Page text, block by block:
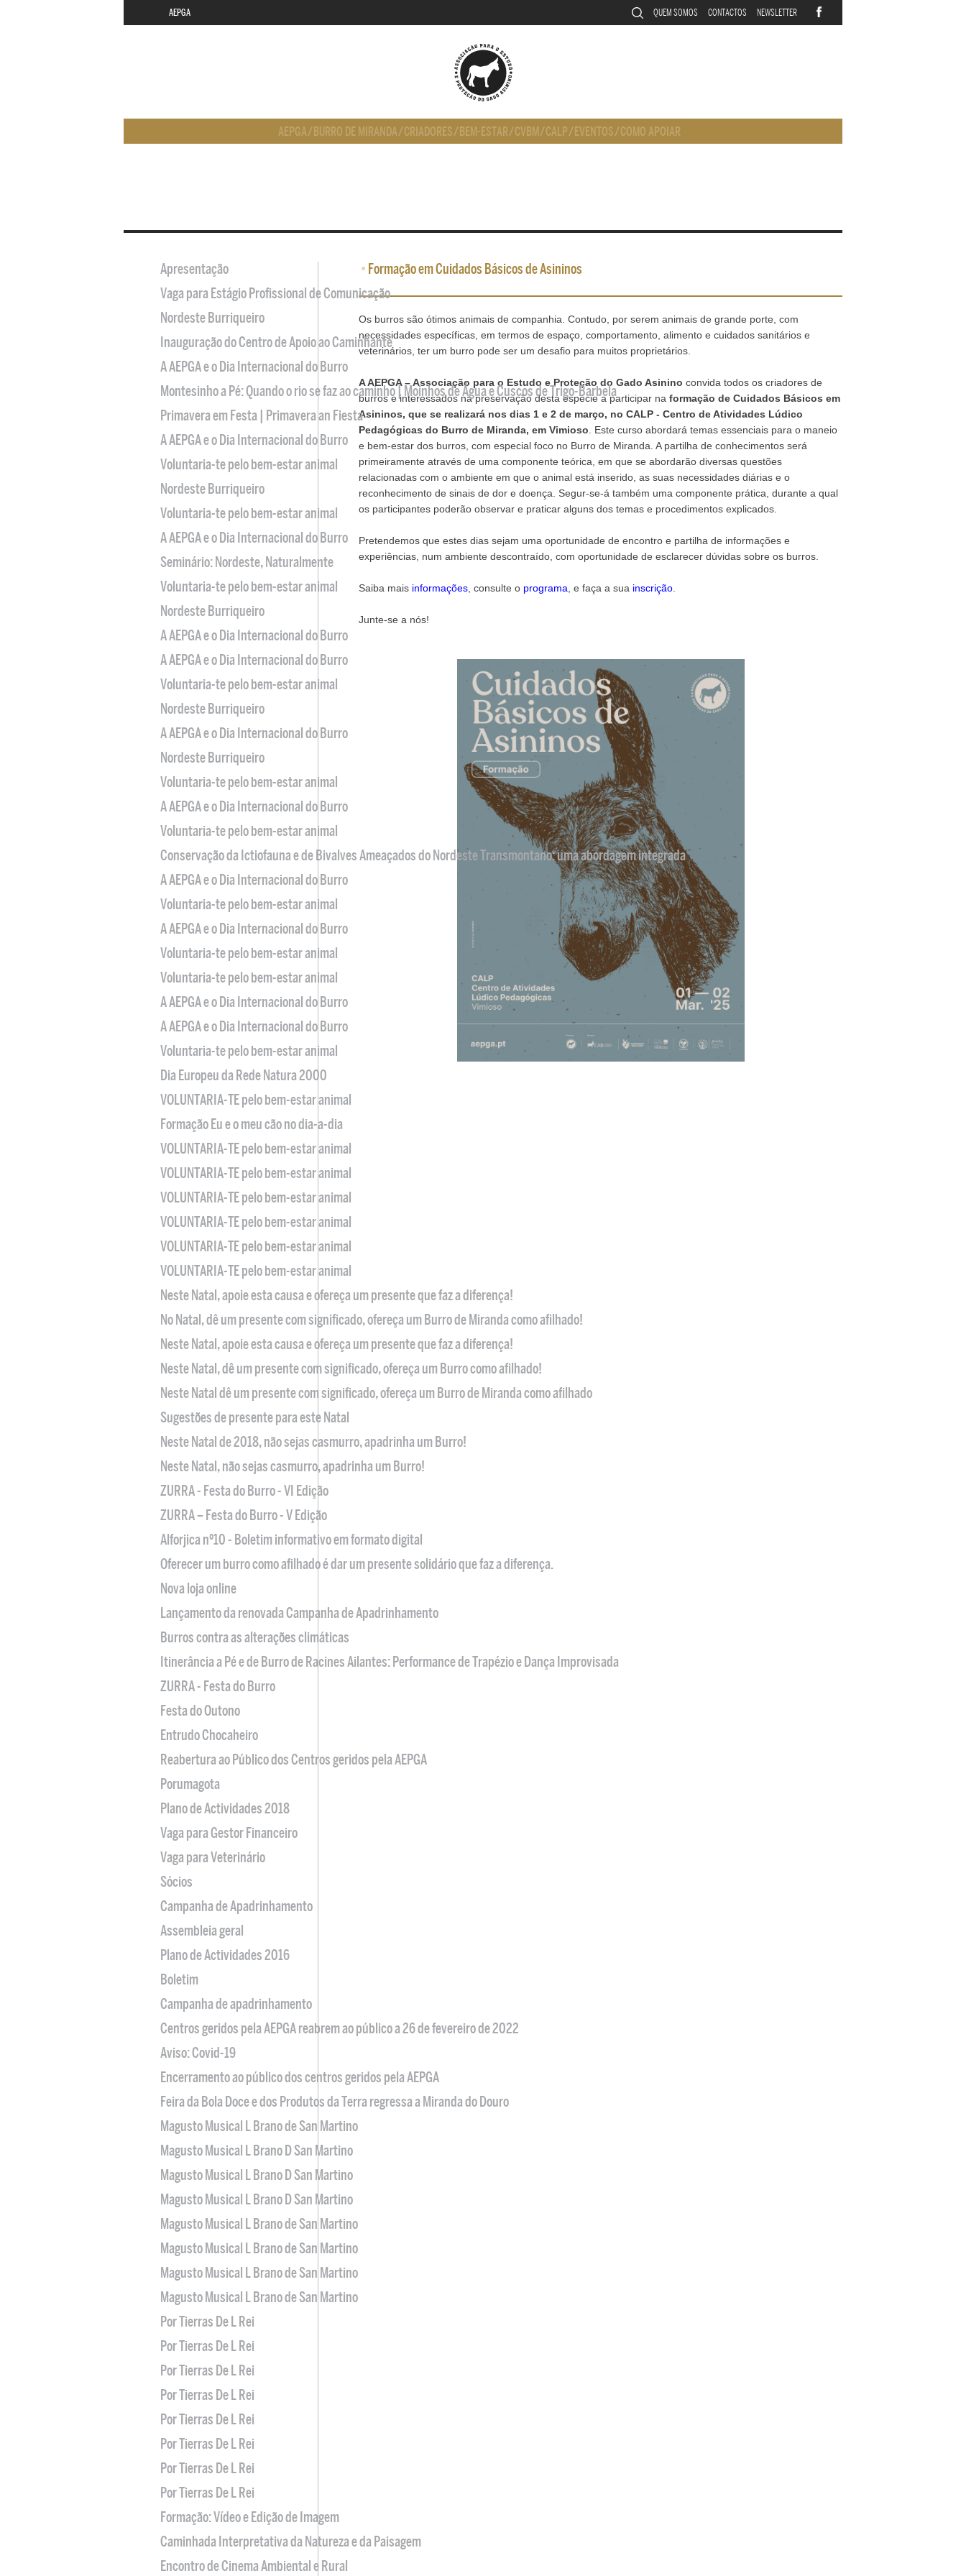
AEPGA QUEM SOMOS CONTACTOS NEWSLETTER
AEPGA/ BURRO DE MIRANDA/CRIADORES/ BEM-ESTAR/CVBM/CALP/ EVENTOS/COMO APOIAR
• Formação em Cuidados Básicos de Asininos
Os burros são ótimos animais de companhia. Contudo, por serem animais de grande porte, com
necessidades específicas, em termos de espaço, comportamento, alimento e cuidados sanitários e
veterinários, ter um burro pode ser um desafio para muitos proprietários.
A AEPGA – Associação para o Estudo e Proteção do Gado Asinino convida todos os criadores de
burros e interessados na preservação desta espécie a participar na formação de Cuidados Básicos em
Asininos, que se realizará nos dias 1 e 2 de março, no CALP - Centro de Atividades Lúdico
Pedagógicas do Burro de Miranda, em Vimioso . Este curso abordará temas essenciais para o maneio
e bem-estar dos burros, com especial foco no Burro de Miranda. A partilha de conhecimentos será
primeiramente através de uma componente teórica, em que se abordarão diversas questões
relacionadas com o ambiente em que o animal está inserido, as suas necessidades diárias e o
reconhecimento de sinais de dor e doença. Segur-se-á também uma componente prática, durante a qual
os participantes poderão observar e praticar alguns dos temas e procedimentos explicados.
Pretendemos que estes dias sejam uma oportunidade de encontro e partilha de informações e
experiências, num ambiente descontraído, com oportunidade de esclarecer dúvidas sobre os burros.
Saiba mais informações , consulte o programa , e faça a sua inscrição
Junte-se a nós!
Apresentação
Vaga para Estágio Profissional de Comunicação
Nordeste Burriqueiro
Inauguração do Centro de Apoio ao Caminhante
A AEPGA e o Dia Internacional do Burro
Montesinho a Pé: Quando o rio se faz ao caminho | Moinhos de Água e Cuscos de Trigo-Barbela
Primavera em Festa | Primavera an Fiesta
A AEPGA e o Dia Internacional do Burro
Voluntaria-te pelo bem-estar animal
Nordeste Burriqueiro
Voluntaria-te pelo bem-estar animal
A AEPGA e o Dia Internacional do Burro
Seminário: Nordeste, Naturalmente
Voluntaria-te pelo bem-estar animal
Nordeste Burriqueiro
A AEPGA e o Dia Internacional do Burro
A AEPGA e o Dia Internacional do Burro
Voluntaria-te pelo bem-estar animal
Nordeste Burriqueiro
A AEPGA e o Dia Internacional do Burro
Nordeste Burriqueiro
Voluntaria-te pelo bem-estar animal
A AEPGA e o Dia Internacional do Burro
Voluntaria-te pelo bem-estar animal
Conservação da Ictiofauna e de Bivalves Ameaçados do Nordeste Transmontano: uma abordagem integrada
A AEPGA e o Dia Internacional do Burro
Voluntaria-te pelo bem-estar animal
A AEPGA e o Dia Internacional do Burro
Voluntaria-te pelo bem-estar animal
Voluntaria-te pelo bem-estar animal
A AEPGA e o Dia Internacional do Burro
A AEPGA e o Dia Internacional do Burro
Voluntaria-te pelo bem-estar animal
Dia Europeu da Rede Natura 2000
VOLUNTARIA-TE pelo bem-estar animal
Formação Eu e o meu cão no dia-a-dia
VOLUNTARIA-TE pelo bem-estar animal
VOLUNTARIA-TE pelo bem-estar animal
VOLUNTARIA-TE pelo bem-estar animal
VOLUNTARIA-TE pelo bem-estar animal
VOLUNTARIA-TE pelo bem-estar animal
VOLUNTARIA-TE pelo bem-estar animal
Neste Natal, apoie esta causa e ofereça um presente que faz a diferença!
No Natal, dê um presente com significado, ofereça um Burro de Miranda como afilhado!
Neste Natal, apoie esta causa e ofereça um presente que faz a diferença!
Neste Natal, dê um presente com significado, ofereça um Burro como afilhado!
Neste Natal dê um presente com significado, ofereça um Burro de Miranda como afilhado
Sugestões de presente para este Natal
Neste Natal de 2018, não sejas casmurro, apadrinha um Burro!
Neste Natal, não sejas casmurro, apadrinha um Burro!
ZURRA - Festa do Burro - VI Edição
ZURRA – Festa do Burro - V Edição
Alforjica nº10 - Boletim informativo em formato digital
Oferecer um burro como afilhado é dar um presente solidário que faz a diferença.
Nova loja online
Lançamento da renovada Campanha de Apadrinhamento
Burros contra as alterações climáticas
Itinerância a Pé e de Burro de Racines Ailantes: Performance de Trapézio e Dança Improvisada
ZURRA - Festa do Burro
Festa do Outono
Entrudo Chocaheiro
Reabertura ao Público dos Centros geridos pela AEPGA
Porumagota
Plano de Actividades 2018
Vaga para Gestor Financeiro
Vaga para Veterinário
Sócios
Campanha de Apadrinhamento
Assembleia geral
Plano de Actividades 2016
Boletim
Campanha de apadrinhamento
Centros geridos pela AEPGA reabrem ao público a 26 de fevereiro de 2022
Aviso: Covid-19
Encerramento ao público dos centros geridos pela AEPGA
Feira da Bola Doce e dos Produtos da Terra regressa a Miranda do Douro
Magusto Musical L Brano de San Martino
Magusto Musical L Brano D San Martino
Magusto Musical L Brano D San Martino
Magusto Musical L Brano D San Martino
Magusto Musical L Brano de San Martino
Magusto Musical L Brano de San Martino
Magusto Musical L Brano de San Martino
Magusto Musical L Brano de San Martino
Por Tierras De L Rei
Por Tierras De L Rei
Por Tierras De L Rei
Por Tierras De L Rei
Por Tierras De L Rei
Por Tierras De L Rei
Por Tierras De L Rei
Por Tierras De L Rei
Formação: Vídeo e Edição de Imagem
Caminhada Interpretativa da Natureza e da Paisagem
Encontro de Cinema Ambiental e Rural